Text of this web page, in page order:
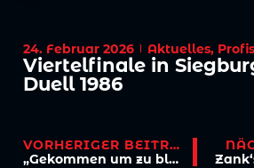
24. Februar 2026 Aktuelles, Profis
Viertelfinale in
Duell 1986
VORHERIGER BEITRAG
„Gekommen um zu bleiben“ Kurzdoku ab sofort verfügbar